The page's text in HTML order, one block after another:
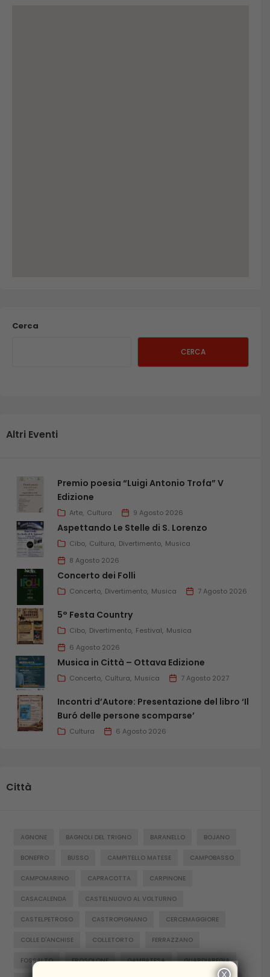
Cerca
CERCA
Altri Eventi
Premio poesia “Luigi Antonio Trofa” V
Edizione
Arte Cultura 9 Agosto 2026
Aspettando Le Stelle di S. Lorenzo
Cibo Cultura Divertimento Musica
8 Agosto 2026
Concerto dei Folli
Concerto Divertimento Musica 7 Agosto 2026
5° Festa Country
Cibo Divertimento Festival Musica
6 Agosto 2026
Musica in Città – Ottava Edizione
Concerto Cultura Musica 7 Agosto 2027
Incontri d’Autore: Presentazione del libro ‘Il
Buró delle persone scomparse’
Cultura 6 Agosto 2026
Città
AGNONE BAGNOLI DEL TRIGNO BARANELLO BOJANO
BONEFRO BUSSO CAMPITELLO MATESE CAMPOBASSO
CAMPOMARINO CAPRACOTTA CARPINONE
CASACALENDA CASTELNUOVO AL VOLTURNO
CASTELPETROSO CASTROPIGNANO CERCEMAGGIORE
COLLE D'ANCHISE COLLETORTO FERRAZZANO
FOSSALTO FROSOLONE GAMBATESA GUARDIAREGIA
X